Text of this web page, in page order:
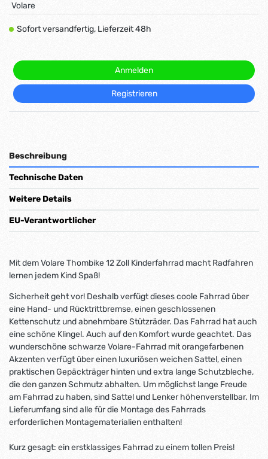
Volare
Sofort versandfertig, Lieferzeit 48h
Anmelden
Registrieren
Beschreibung
Technische Daten
Weitere Details
EU-Verantwortlicher
Mit dem Volare Thombike 12 Zoll Kinderfahrrad macht Radfahren
lernen jedem Kind Spaß!
Sicherheit geht vor! Deshalb verfügt dieses coole Fahrrad über
eine Hand- und Rücktrittbremse, einen geschlossenen
Kettenschutz und abnehmbare Stützräder. Das Fahrrad hat auch
eine schöne Klingel. Auch auf den Komfort wurde geachtet. Das
wunderschöne schwarze Volare-Fahrrad mit orangefarbenen
Akzenten verfügt über einen luxuriösen weichen Sattel, einen
praktischen Gepäckträger hinten und extra lange Schutzbleche,
die den ganzen Schmutz abhalten. Um möglichst lange Freude
am Fahrrad zu haben, sind Sattel und Lenker höhenverstellbar. Im
Lieferumfang sind alle für die Montage des Fahrrads
erforderlichen Montagematerialien enthalten!
Kurz gesagt: ein erstklassiges Fahrrad zu einem tollen Preis!